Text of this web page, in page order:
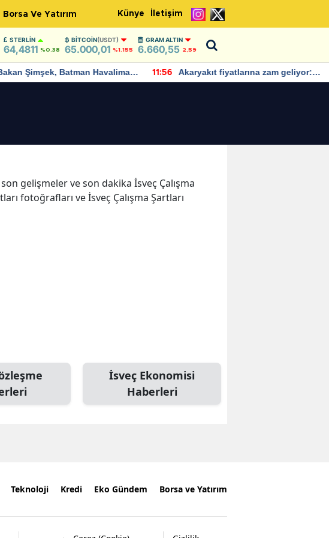
Borsa Ve Yatırım Künye İletişim
STERLIN
64,4811 %0.38
BITCOIN(USDT)
65.000,01 %1.155
GRAM ALTIN
6.660,55 2,59
Şimşek, Batman Havalimanı
umut verici açıklamalarda
11:56
Akaryakıt fiyatlarına zam geliyor:
Yeni tarih açıklandı
gelişmeler ve son dakika İsveç Çalışma
fotoğrafları ve İsveç Çalışma Şartları
İsveç Ekonomisi
Haberleri
Teknoloji Kredi Eko Gündem Borsa ve Yatırım